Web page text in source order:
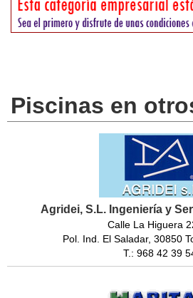
Piscinas en
Agridei, S.L. Ingeniería y
Calle La Higuera
Pol. Ind. El Saladar, 30850
T.: 968 42 39